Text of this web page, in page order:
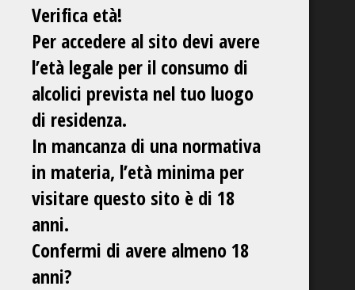
Verifica età!
Per accedere al sito devi avere
l’età legale per il consumo di
alcolici prevista nel tuo luogo
di residenza.
In mancanza di una normativa
in materia, l’età minima per
visitare questo sito è di 18
anni.
Confermi di avere almeno 18
anni?